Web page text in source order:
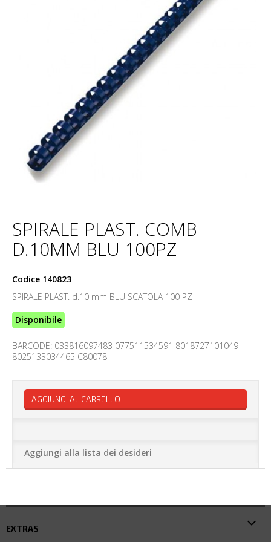
SPIRALE PLAST. COMB
D.10MM BLU 100PZ
Codice 140823
SPIRALE PLAST. d.10 mm BLU SCATOLA 100 PZ
Disponibile
BARCODE: 033816097483 077511534591 8018727101049
8025133034465 C80078
AGGIUNGI AL CARRELLO
Aggiungi alla lista dei desideri
EXTRAS